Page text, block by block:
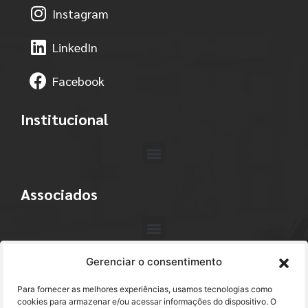
Gerenciar o consentimento
Para fornecer as melhores experiências, usamos tecnologias como
cookies para armazenar e/ou acessar informações do dispositivo. O
Instagram
LinkedIn
Facebook
Institucional
Associados
+55 (11) 3113-4040